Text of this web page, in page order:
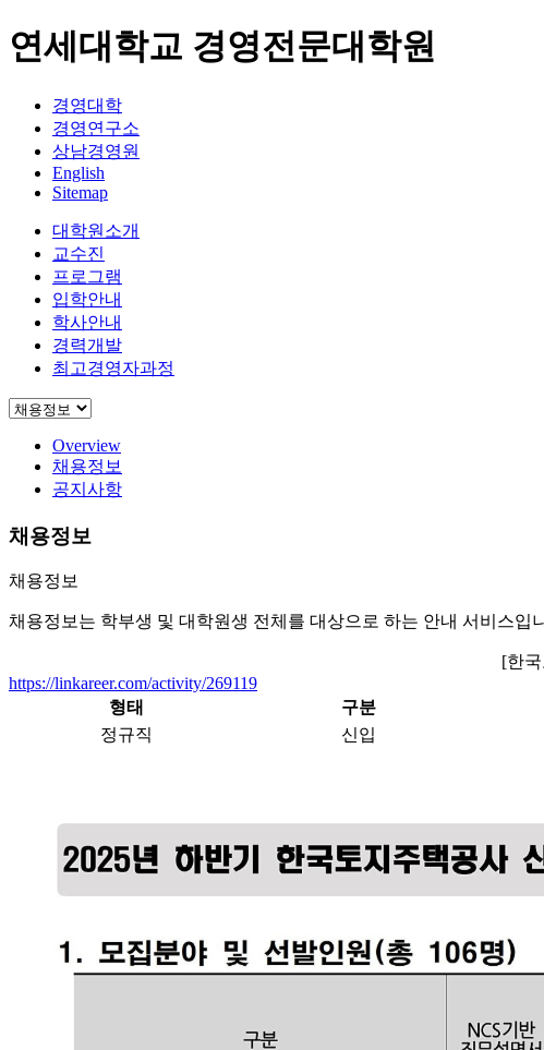
연세대학교 경영전문대학원
경영대학
경영연구소
상남경영원
English
Sitemap
대학원소개
교수진
프로그램
입학안내
학사안내
경력개발
최고경영자과정
Overview
채용정보
공지사항
채용정보
채용정보
채용정보는 학부생 및 대학원생 전체를 대상으로 하는 안내 서비스입
[한
https://linkareer.com/activity/269119
형태
구분
정규직
신입